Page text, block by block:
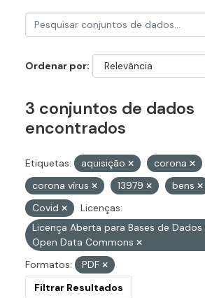
Ordenar por
3 conjuntos de dados
encontrados
Etiquetas: aquisição
corona
corona vírus
13979 bens
Covid
Licenças:
Licença Aberta para Bases de Dados
Open Data Commons
Formatos:
PDF
Filtrar Resultados